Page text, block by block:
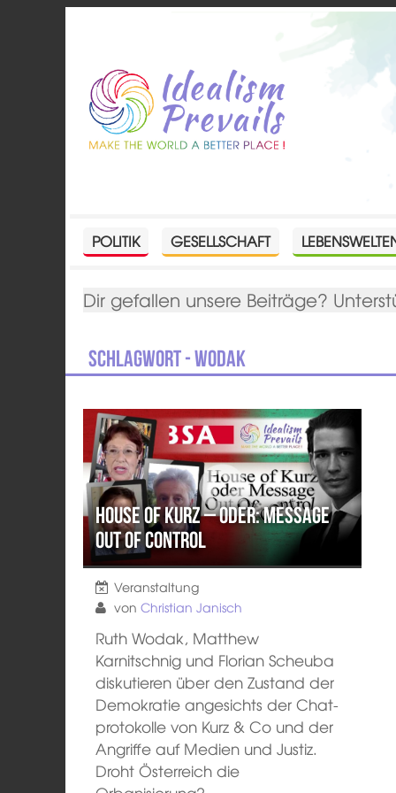
POLITIK GESELLSCHAFT
Dir gefallen unsere Beiträge?
Schlagwort - Wodak
House of Kurz – oder: Message
out of control
Veranstaltung
vonChristian Janisch
Ruth Wodak, Matthew
Karnitschnig und Florian Scheuba
diskutieren über den Zustand der
Demokratie angesichts der Chat-
protokolle von Kurz & Co und der
Angriffe auf Medien und Justiz.
Droht Österreich die